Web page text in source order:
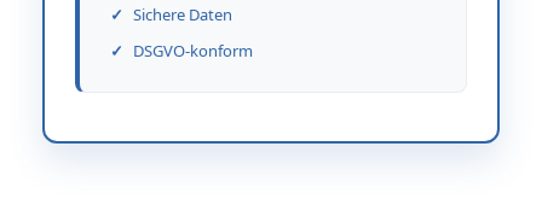
Sichere Daten
DSGVO-konform